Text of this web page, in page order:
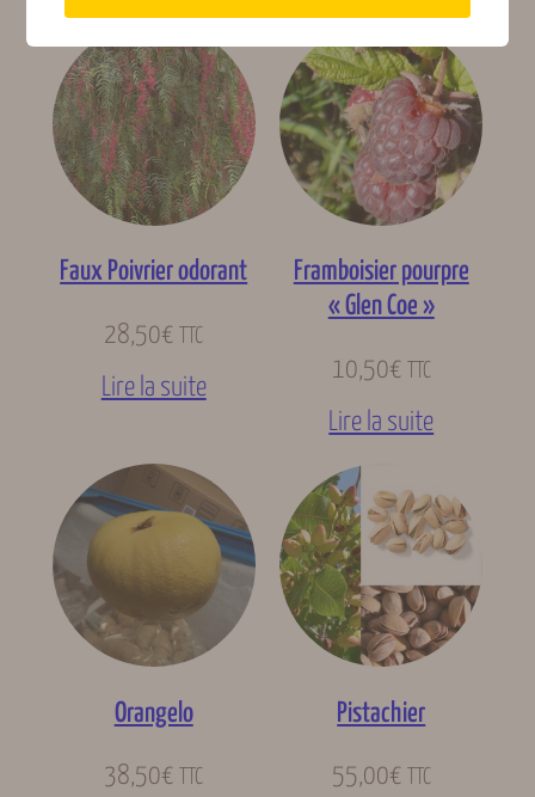
Faux Poivrier odorant
28,50€ TTC
Lire la suite
Framboisier pourpre
« Glen Coe »
10,50€ TTC
Lire la suite
Orangelo
38,50€ TTC
Pistachier
55,00€ TTC